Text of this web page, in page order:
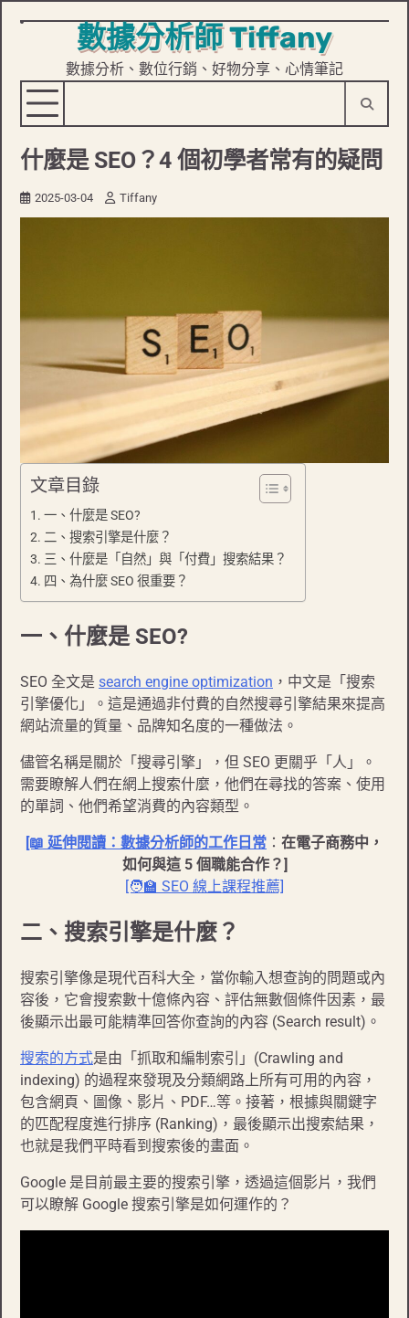
Skip
content
數據分析師 Tiffany
數據分析、數位行銷、好物分享、心情筆記
什麼是 SEO？4 個初學者常有的疑問
2025-03-04 Tiffany
文章目錄
一、什麼是 SEO?
二、搜索引擎是什麼？
三、什麼是「自然」與「付費」搜索結果？
四、為什麼 SEO 很重要？
一、什麼是 SEO?
SEO 全文是 search engine optimization ，中文是「搜索
引擎優化」。這是通過非付費的自然搜尋引擎結果來提高
網站流量的質量、品牌知名度的一種做法。
儘管名稱是關於「搜尋引擎」，但 SEO 更關乎「人」。
需要瞭解人們在網上搜索什麼，他們在尋找的答案、使用
的單詞、他們希望消費的內容類型。
[📖 延伸閱讀： 數據分析師的工作日常 ： 在電子商務中，
如何與這 5 個職能合作？]
[🧑‍🏫 SEO 線上課程推薦]
二、搜索引擎是什麼？
搜索引擎像是現代百科大全，當你輸入想查詢的問題或內
容後，它會搜索數十億條內容、評估無數個條件因素，最
後顯示出最可能精準回答你查詢的內容 (Search result)。
搜索的方式是由「抓取和編制索引」(Crawling and
indexing) 的過程來發現及分類網路上所有可用的內容，
包含網頁、圖像、影片、PDF…等。接著，根據與關鍵字
的匹配程度進行排序 (Ranking)，最後顯示出搜索結果，
也就是我們平時看到搜索後的畫面。
Google 是目前最主要的搜索引擎，透過這個影片，我們
可以瞭解 Google 搜索引擎是如何運作的？